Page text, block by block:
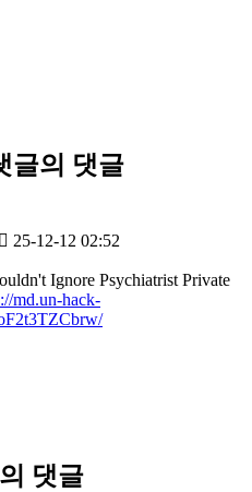
글의 댓글
25-12-12 02:52
Ignore Psychiatrist Private
md.un-hack-
의 댓글